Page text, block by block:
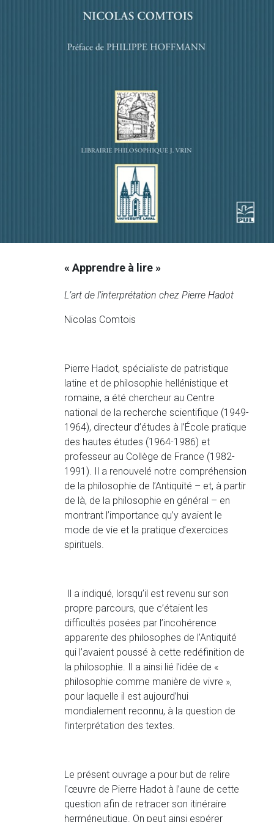
« Apprendre à lire »
L’art de l’interprétation chez Pierre Hadot
Nicolas Comtois
Pierre Hadot, spécialiste de patristique
latine et de philosophie hellénistique et
romaine, a été chercheur au Centre
national de la recherche scientifique (1949-
1964), directeur d’études à l’École pratique
des hautes études (1964-1986) et
professeur au Collège de France (1982-
1991). Il a renouvelé notre compréhension
de la philosophie de l’Antiquité – et, à partir
de là, de la philosophie en général – en
montrant l’importance qu’y avaient le
mode de vie et la pratique d’exercices
spirituels.
Il a indiqué, lorsqu’il est revenu sur son
propre parcours, que c’étaient les
difficultés posées par l’incohérence
apparente des philosophes de l’Antiquité
qui l’avaient poussé à cette redéfinition de
la philosophie. Il a ainsi lié l’idée de «
philosophie comme manière de vivre »,
pour laquelle il est aujourd’hui
mondialement reconnu, à la question de
l’interprétation des textes.
Le présent ouvrage a pour but de relire
l'œuvre de Pierre Hadot à l’aune de cette
question afin de retracer son itinéraire
herméneutique. On peut ainsi espérer